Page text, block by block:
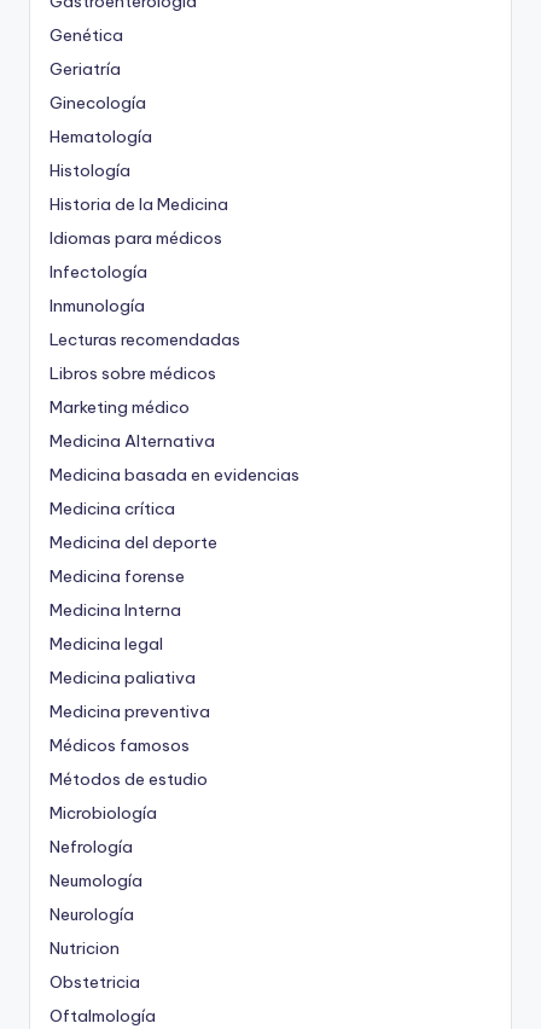
Genética
Geriatría
Ginecología
Hematología
Histología
Historia de la Medicina
Idiomas para médicos
Infectología
Inmunología
Lecturas recomendadas
Libros sobre médicos
Marketing médico
Medicina Alternativa
Medicina basada en evidencias
Medicina crítica
Medicina del deporte
Medicina forense
Medicina Interna
Medicina legal
Medicina paliativa
Medicina preventiva
Médicos famosos
Métodos de estudio
Microbiología
Nefrología
Neumología
Neurología
Nutricion
Obstetricia
Oftalmología